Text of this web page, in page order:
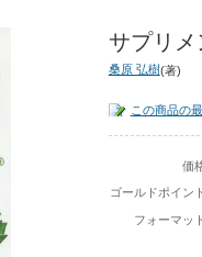
サプリ
桑原 弘樹(著)
この商品の
価
ゴールドポイン
フォーマッ